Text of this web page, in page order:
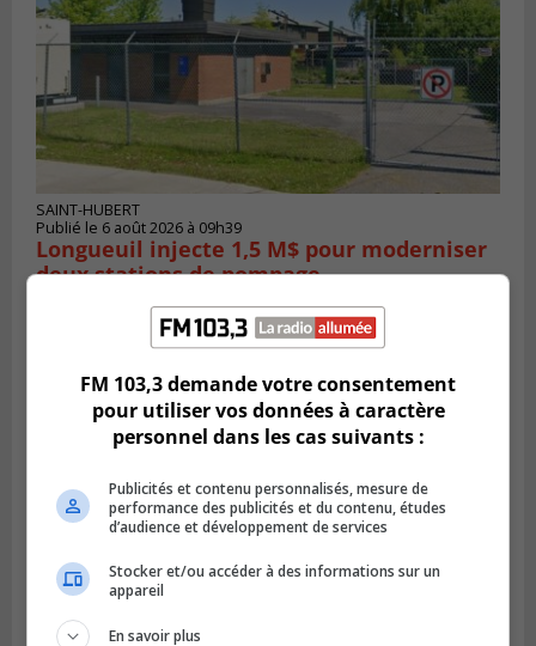
SAINT-HUBERT
Publié le 6 août 2026 à 09h39
Longueuil injecte 1,5 M$ pour moderniser
deux stations de pompage
LA PRAIRIE
La Prairie loue des espaces de glace
FM 103,3 demande votre consentement
pour utiliser vos données à caractère
personnel dans les cas suivants :
Publicités et contenu personnalisés, mesure de
performance des publicités et du contenu, études
d’audience et développement de services
Stocker et/ou accéder à des informations sur un
appareil
En savoir plus